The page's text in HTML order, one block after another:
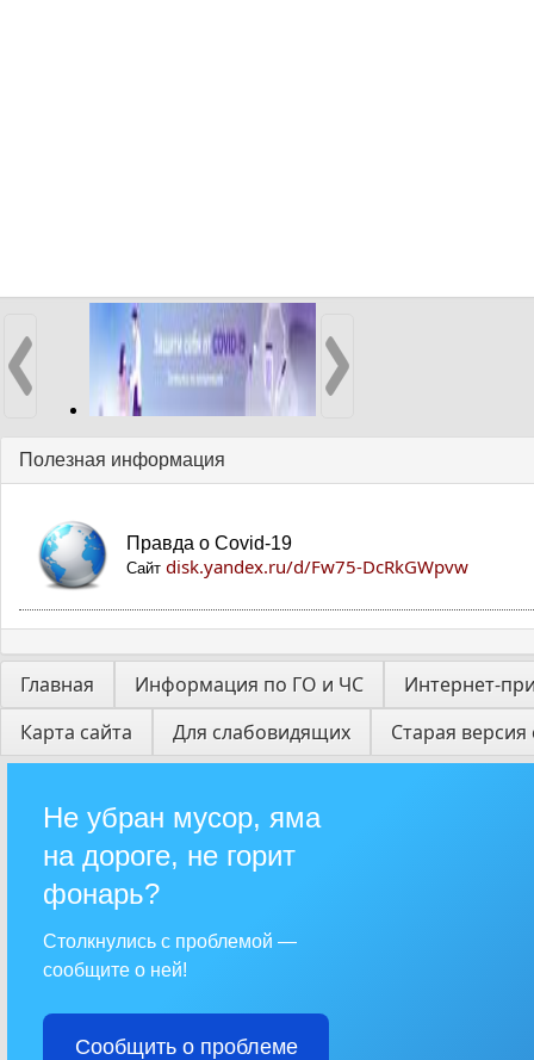
Полезная информация
Правда о Covid-19
Сайт disk.yandex.ru/d/Fw75-DcRkGWpvw
Главная Информация по ГО и ЧС
Интернет-
Карта сайта
Для слабовидящих Старая версия
Не убран мусор, яма
на дороге, не горит
фонарь?
Столкнулись с проблемой —
сообщите о ней!
Сообщить о проблеме